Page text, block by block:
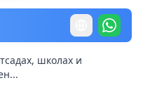
школах и